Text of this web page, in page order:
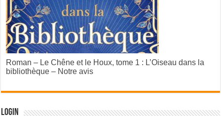
Roman – Le Chêne et le Houx, tome 1 : L’Oiseau dans la
bibliothèque – Notre avis
Login